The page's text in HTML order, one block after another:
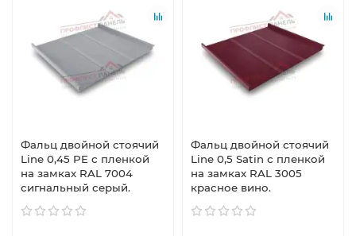
Фальц двойной стоячий
Line 0,45 PE с пленкой
на замках RAL 7004
сигнальный серый.
Фальц двойной стоячий
Line 0,5 Satin с пленкой
на замках RAL 3005
красное вино.